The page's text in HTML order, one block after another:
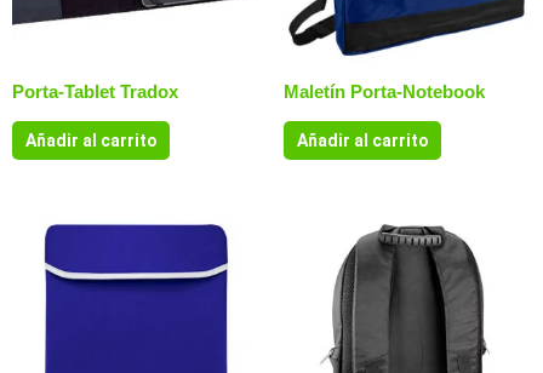
Porta-Tablet Tradox
Añadir al carrito
Maletín Porta-Notebook
Añadir al carrito